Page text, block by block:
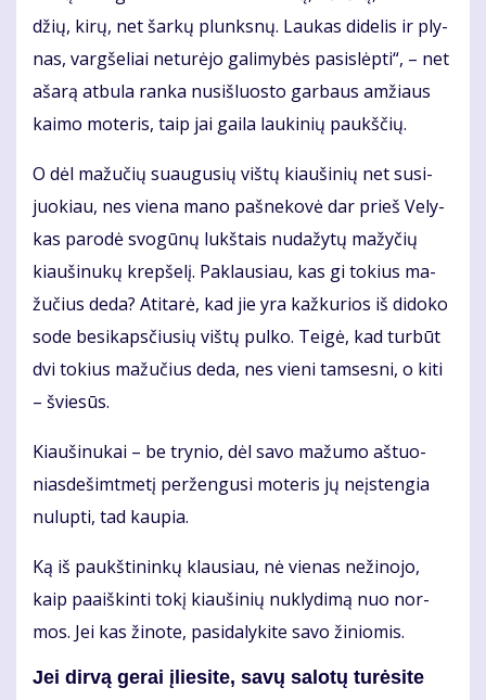
džių, ki­rų, net šar­kų plunks­nų. Lau­kas di­de­lis ir ply­
nas, varg­še­liai ne­tu­rė­jo ga­li­my­bės pa­si­slėp­ti“, – net
aša­rą at­bu­la ran­ka nu­si­šluos­to gar­baus am­žiaus
kai­mo mo­te­ris, taip jai gai­la lau­ki­nių paukš­čių.
O dėl ma­žu­čių su­au­gu­sių viš­tų kiau­ši­nių net su­si­
juo­kiau, nes vie­na ma­no pa­šne­ko­vė dar prieš Ve­ly­
kas pa­ro­dė svo­gū­nų lukš­tais nu­da­žy­tų ma­žy­čių
kiau­ši­nu­kų krep­še­lį. Pa­klau­siau, kas gi to­kius ma­
žu­čius de­da? Ati­ta­rė, kad jie yra kaž­ku­rios iš di­do­ko
so­de be­si­kaps­čiu­sių viš­tų pul­ko. Tei­gė, kad tur­būt
dvi to­kius ma­žu­čius de­da, nes vie­ni tam­ses­ni, o ki­ti
– švie­sūs.
Kiau­ši­nu­kai – be try­nio, dėl sa­vo ma­žu­mo aš­tuo­
nias­de­šimt­me­tį per­žen­gu­si mo­te­ris jų ne­įsten­gia
nu­lup­ti, tad kau­pia.
Ką iš paukš­ti­nin­kų klau­siau, nė vie­nas ne­ži­no­jo,
kaip pa­aiš­kin­ti to­kį kiau­ši­nių nu­kly­di­mą nuo nor­
mos. Jei kas ži­no­te, pa­si­da­ly­ki­te sa­vo ži­nio­mis.
Jei dir­vą ge­rai įlie­si­te, sa­vų sa­lo­tų tu­rė­si­te